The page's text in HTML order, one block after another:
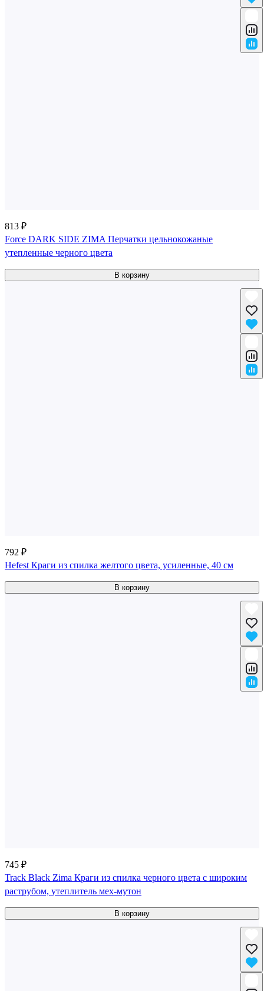
813 ₽
Force DARK SIDE ZIMA Перчатки цельнокожаные
утепленные черного цвета
В корзину
792 ₽
Hefest Краги из спилка желтого цвета, усиленные, 40 см
В корзину
745 ₽
Track Black Zima Краги из спилка черного цвета с широким
раструбом, утеплитель мех-мутон
В корзину